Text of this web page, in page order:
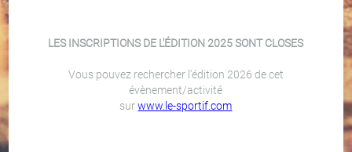
LES INSCRIPTIONS DE L'ÉDITION 2025 SONT CLOSES
Vous pouvez rechercher l'édition 2026 de cet
évènement/activité
surwww.le-sportif.com